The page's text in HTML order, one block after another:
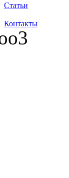
Статьи
Контакты